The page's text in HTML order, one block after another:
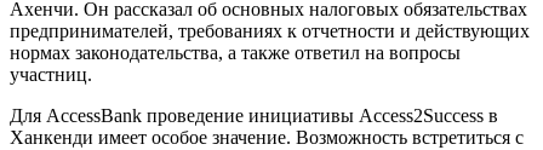
Ахенчи. Он рассказал об основных налоговых обязательствах
предпринимателей, требованиях к отчетности и действующих
нормах законодательства, а также ответил на вопросы
участниц.
Для AccessBank проведение инициативы Access2Success в
Ханкенди имеет особое значение. Возможность встретиться с